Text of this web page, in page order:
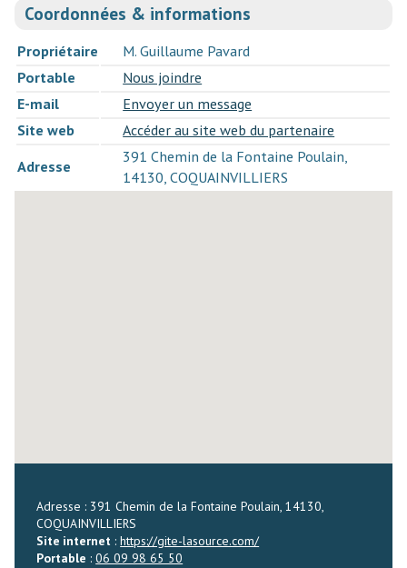
Coordonnées & informations
Propriétaire
M. Guillaume Pavard
Portable
Nous joindre
E-mail
Envoyer un message
Site web
Accéder au site web du partenaire
Adresse
391 Chemin de la Fontaine Poulain,
14130, COQUAINVILLIERS
Adresse : 391 Chemin de la Fontaine Poulain, 14130,
COQUAINVILLIERS
Site internet :https://gite-lasource.com/
Portable :06 09 98 65 50